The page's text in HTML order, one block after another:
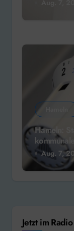
Hameln:
Aug. 7,
Jetzt im Radio